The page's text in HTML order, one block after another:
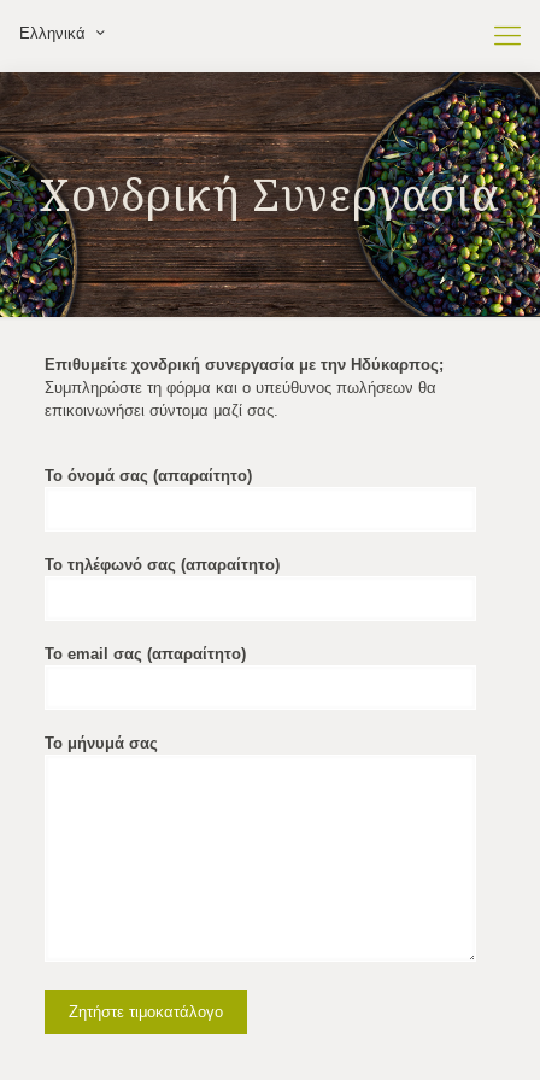
Ελληνικά
Χονδρική Συνεργασία
Επιθυμείτε χονδρική συνεργασία με την Ηδύκαρπος;
Συμπληρώστε τη φόρμα και ο υπεύθυνος πωλήσεων θα
επικοινωνήσει σύντομα μαζί σας.
Το όνομά σας (απαραίτητο)
Το τηλέφωνό σας (απαραίτητο)
Το email σας (απαραίτητο)
Το μήνυμά σας